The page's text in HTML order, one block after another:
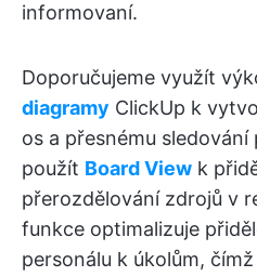
informovaní.
Doporučujeme využít
diagramy ClickUp k
os a přesnému
použít Board View k
přerozdělování zdrojů v
funkce optimalizuje
personálu k úkolům,